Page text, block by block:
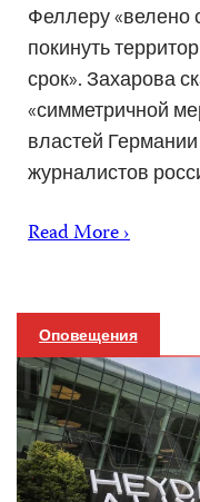
Феллеру «велено
покинуть
срок». Захарова
«симметричной
властей Германии
журналистов
Read More ›
Оповещения